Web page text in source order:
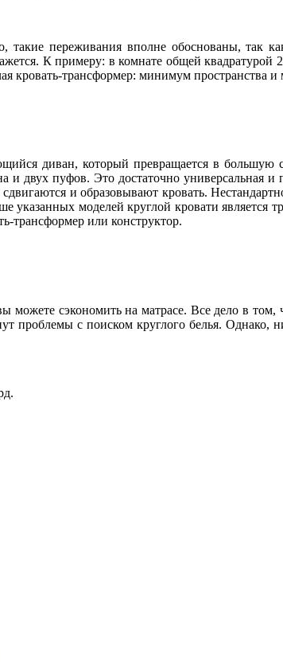
переживания вполне обоснованы, так
К примеру: в комнате общей квадратурой
кровать-трансформер: минимум пространства и
диван, который превращается в
и двух пуфов. Это достаточно
и образовывают кровать.
моделей круглой кровати является
трансформер или конструктор.
можете сэкономить на матрасе. Все дело в
проблемы с поиском круглого белья. Однако,